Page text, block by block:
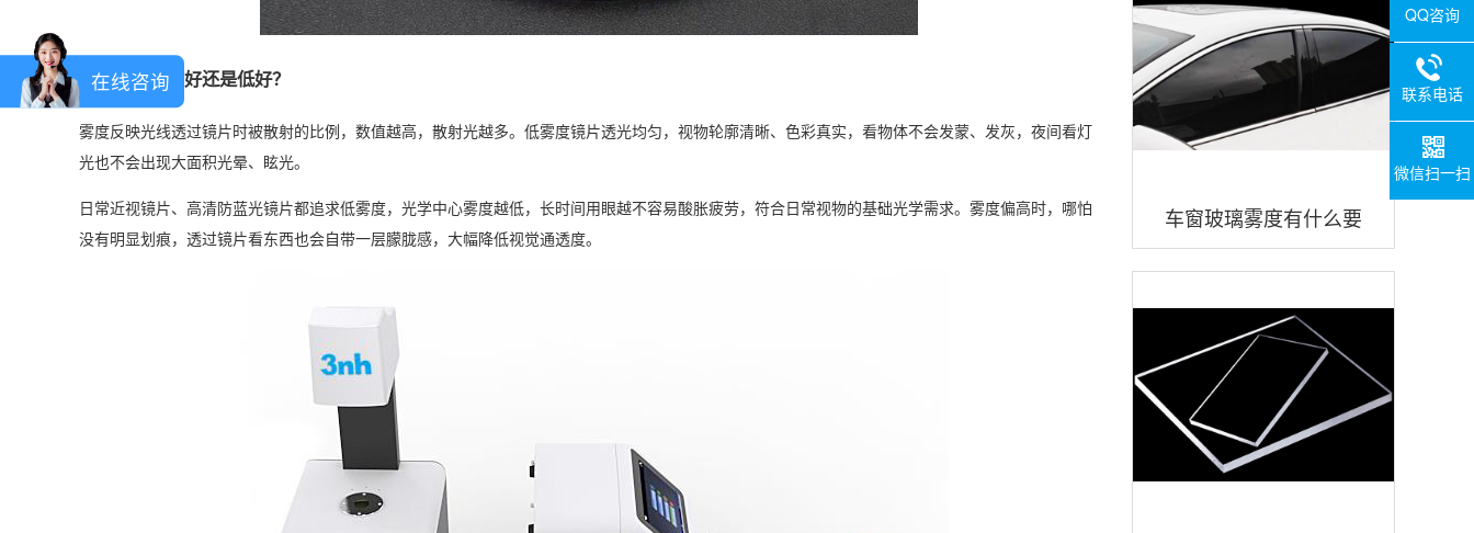
车窗玻璃雾度有什么要
求？车窗玻璃雾度怎么测
试？
眼镜片雾度高好还是低好？
雾度反映光线透过镜片时被散射的比例，数值越高，散射光越多。低雾度镜片透光均匀，视物轮廓清晰、色彩真实，看物体不会发蒙、发灰，夜间看灯
光也不会出现大面积光晕、眩光。
日常近视镜片、高清防蓝光镜片都追求低雾度，光学中心雾度越低，长时间用眼越不容易酸胀疲劳，符合日常视物的基础光学需求。雾度偏高时，哪怕
没有明显划痕，透过镜片看东西也会自带一层朦胧感，大幅降低视觉通透度。
QQ咨询
联系电话
微信扫一扫
在线咨询